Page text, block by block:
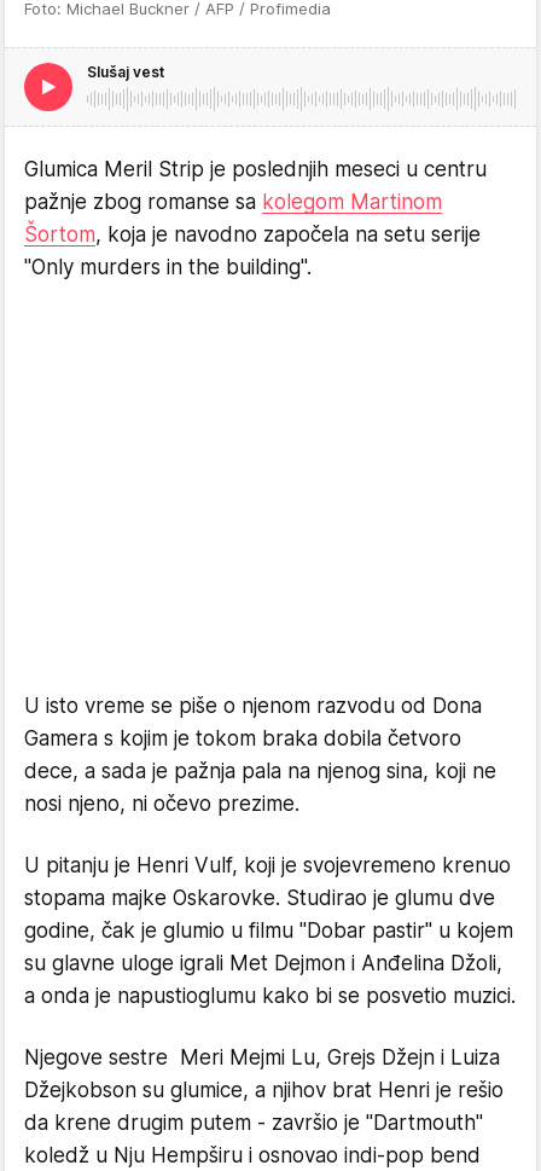
Foto: Michael Buckner / AFP / Profimedia
Slušaj vest
Glumica Meril Strip je poslednjih meseci u centru
pažnje zbog romanse sa kolegom Martinom
Šortom, koja je navodno započela na setu serije
"Only murders in the building".
U isto vreme se piše o njenom razvodu od Dona
Gamera s kojim je tokom braka dobila četvoro
dece, a sada je pažnja pala na njenog sina, koji ne
nosi njeno, ni očevo prezime.
U pitanju je Henri Vulf, koji je svojevremeno krenuo
stopama majke Oskarovke. Studirao je glumu dve
godine, čak je glumio u filmu "Dobar pastir" u kojem
su glavne uloge igrali Met Dejmon i Anđelina Džoli,
a onda je napustioglumu kako bi se posvetio muzici.
Njegove sestre Meri Mejmi Lu, Grejs Džejn i Luiza
Džejkobson su glumice, a njihov brat Henri je rešio
da krene drugim putem - završio je "Dartmouth"
koledž u Nju Hempširu i osnovao indi-pop bend